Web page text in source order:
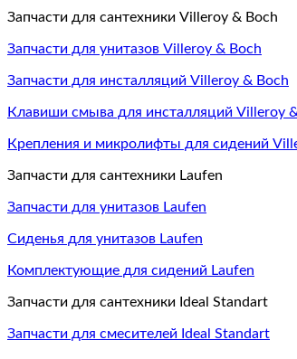
Запчасти для сантехники Villeroy & Boch
Запчасти для унитазов Villeroy & Boch
Запчасти для инсталляций Villeroy & Boch
Клавиши смыва для инсталляций Villeroy
Крепления и микролифты для сидений
Запчасти для сантехники Laufen
Запчасти для унитазов Laufen
Сиденья для унитазов Laufen
Комплектующие для сидений Laufen
Запчасти для сантехники Ideal Standart
Запчасти для смесителей Ideal Standart